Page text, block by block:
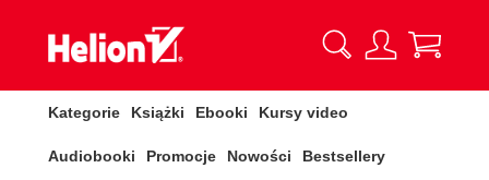
Kategorie Książki Ebooki Kursy video
Audiobooki Promocje Nowości Bestsellery